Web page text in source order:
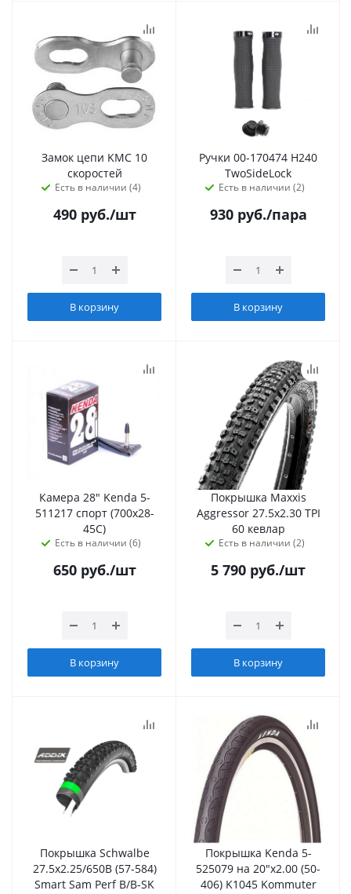
Замок цепи KMC 10
скоростей
Есть в наличии (4)
490руб./шт
В корзину
Ручки 00-170474 H240
TwoSideLock
Есть в наличии (2)
930руб./пара
В корзину
Камера 28" Kenda 5-
511217 спорт (700х28-
45С)
Есть в наличии (6)
650руб./шт
В корзину
Покрышка Maxxis
Aggressor 27.5x2.30 TPI
60 кевлар
Есть в наличии (2)
5 790 руб./шт
В корзину
Покрышка Schwalbe
27.5х2.25/650В (57-584)
Smart Sam Perf B/B-SK
Покрышка Kenda 5-
525079 на 20"х2.00 (50-
406) K1045 Kommuter